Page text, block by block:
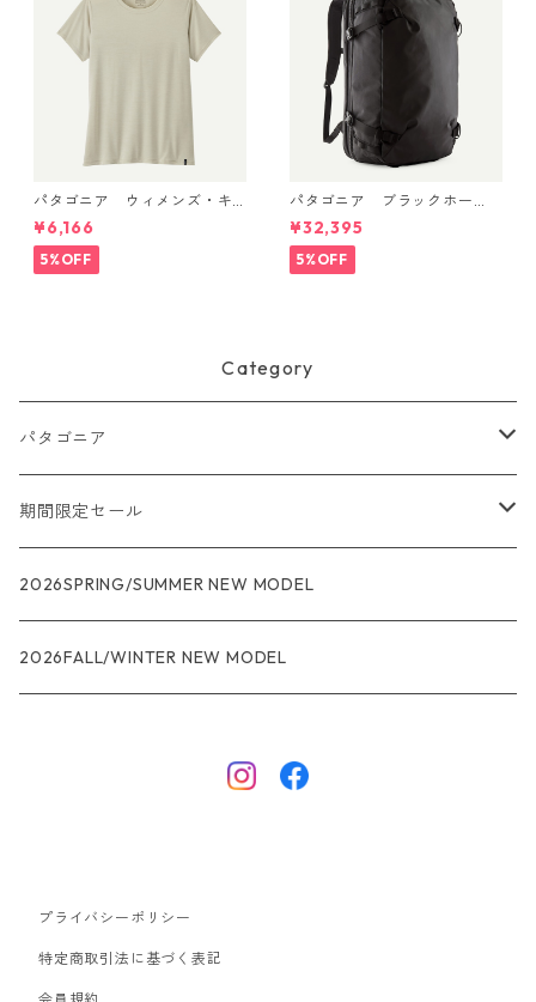
パタゴニア ウィメンズ・キ
ャプリーン・クール・デイリ
ー・シャツ Dyno White 4522
6
¥6,166
5%OFF
パタゴニア ブラックホー
ル・MLC 45L Black w/Black
49307 日本正規品
¥32,395
5%OFF
Category
パタゴニア
メンズ
R1
R1エア
ウィメンズ
R1
ジャケット・アウター
ボードショーツ
期間限定セール
★★★
レインウェアー
2026SPRING/SUMMER NEW MODEL
2026FALL/WINTER NEW MODEL
プライバシーポリシー
特定商取引法に基づく表記